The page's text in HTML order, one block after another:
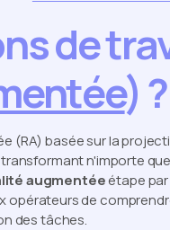
de
) ?
(RA) basée sur la
n'importe
augmentéeétape
opérateurs de
des tâches.